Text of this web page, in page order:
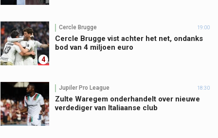
4
Cercle Brugge 19:00
Cercle Brugge vist achter het net, ondanks
bod van 4 miljoen euro
Jupiler Pro League 18:30
Zulte Waregem onderhandelt over nieuwe
verdediger van Italiaanse club